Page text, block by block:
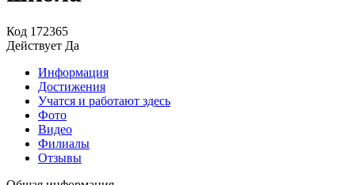
Код 172365
Действует Да
Информация
Достижения
Учатся и работают здесь
Фото
Видео
Филиалы
Отзывы